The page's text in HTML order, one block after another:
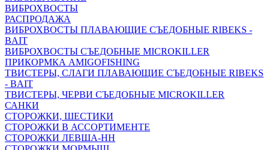
ВИБРОХВОСТЫ
РАСПРОДАЖА
ВИБРОХВОСТЫ ПЛАВАЮЩИЕ СЪЕДОБНЫЕ RIBEKS -
BAIT
ВИБРОХВОСТЫ СЪЕДОБНЫЕ MICROKILLER
ПРИКОРМКА AMIGOFISHING
ТВИСТЕРЫ, СЛАГИ ПЛАВАЮЩИЕ СЪЕДОБНЫЕ RIBEKS
- BAIT
ТВИСТЕРЫ, ЧЕРВИ СЪЕДОБНЫЕ MICROKILLER
САНКИ
СТОРОЖКИ, ШЕСТИКИ
СТОРОЖКИ В АССОРТИМЕНТЕ
СТОРОЖКИ ЛЕВША-НН